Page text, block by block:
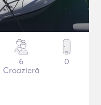
6
Croazieră
0